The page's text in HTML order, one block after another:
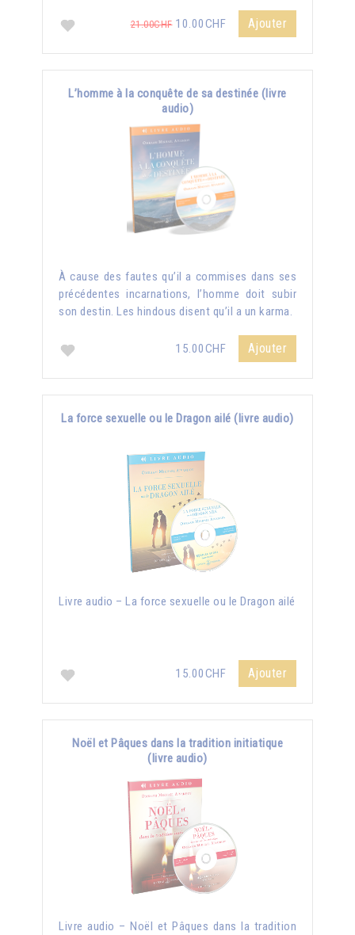
21.00CHF10.00CHF Ajouter
L’homme à la conquête de sa destinée (livre
audio)
À cause des fautes qu’il a commises dans ses
précédentes incarnations, l’homme doit subir
son destin. Les hindous disent qu’il a un karma.
15.00CHF Ajouter
La force sexuelle ou le Dragon ailé (livre audio)
Livre audio – La force sexuelle ou le Dragon ailé
15.00CHF Ajouter
Noël et Pâques dans la tradition initiatique
(livre audio)
Livre audio – Noël et Pâques dans la tradition